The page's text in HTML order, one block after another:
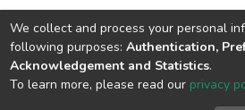
We collect and process your personal
following purposes: Authentication,
Acknowledgement and Statistics.
To learn more, please read our privacy